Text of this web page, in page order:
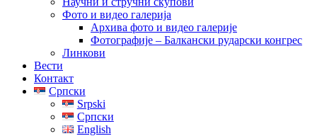
Фото и видео галерија
Архива фото и видео галерије
Фотографије – Балкански рударски конгрес
Линкови
Вести
Контакт
Српски
Srpski
Српски
English